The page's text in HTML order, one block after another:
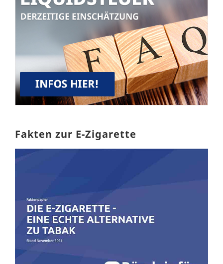
Fakten zur E-Zigarette